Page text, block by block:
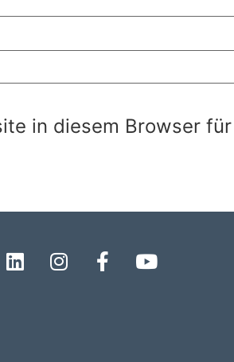
in diesem Browser